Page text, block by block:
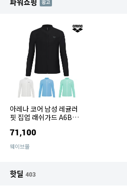
AD
아레나 코어 남성 레귤러
핏 집업 래쉬가드 A6BM1
71,100
웨이브몰
핫딜 403